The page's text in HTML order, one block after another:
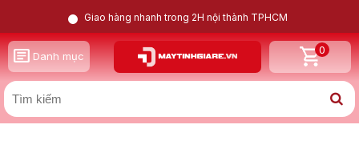
Giao hàng nhanh trong 2H nội thành TPHCM
Danh mục 0
GỌI LẠI CHO TÔI X